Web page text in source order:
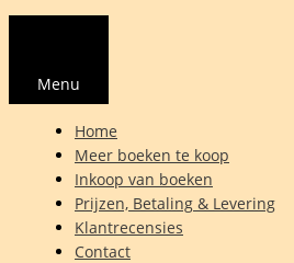
Menu
Home
Meer boeken te koop
Inkoop van boeken
Prijzen, Betaling & Levering
Klantrecensies
Contact